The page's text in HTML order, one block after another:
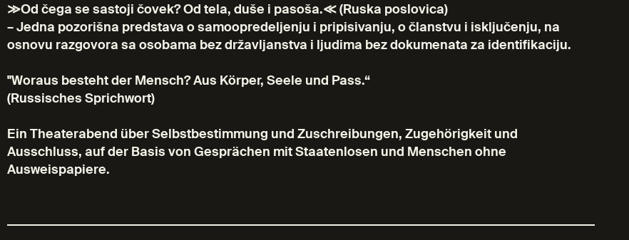
≫Od čega se sastoji čovek? Od tela, duše i pasoša.≪ (Ruska poslovica)
– Jedna pozorišna predstava o samoopredeljenju i pripisivanju, o članstvu i isključenju, na
osnovu razgovora sa osobama bez državljanstva i ljudima bez dokumenata za identifikaciju.
"Woraus besteht der Mensch? Aus Körper, Seele und Pass.“
(Russisches Sprichwort)
Ein Theaterabend über Selbstbestimmung und Zuschreibungen, Zugehörigkeit und
Ausschluss, auf der Basis von Gesprächen mit Staatenlosen und Menschen ohne
Ausweispapiere.